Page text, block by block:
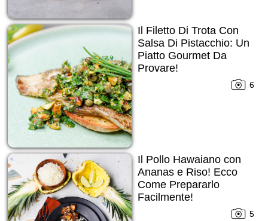
Il Filetto Di Trota Con
Salsa Di Pistacchio: Un
Piatto Gourmet Da
Provare!
6
Il Pollo Hawaiano con
Ananas e Riso! Ecco
Come Prepararlo
Facilmente!
5